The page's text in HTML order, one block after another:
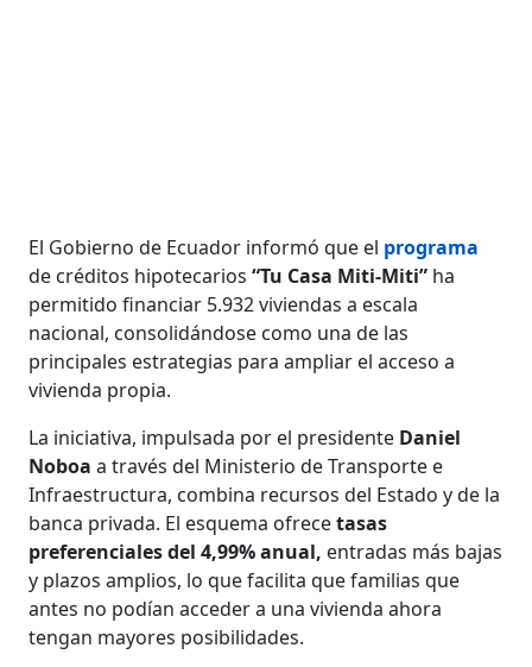
El Gobierno de Ecuador informó que el programa
de créditos hipotecarios“Tu Casa Miti-Miti” ha
permitido financiar 5.932 viviendas a escala
nacional, consolidándose como una de las
principales estrategias para ampliar el acceso a
vivienda propia.
La iniciativa, impulsada por el presidente Daniel
Noboa a través del Ministerio de Transporte e
Infraestructura, combina recursos del Estado y de la
banca privada. El esquema ofrecetasas
preferenciales del 4,99% anual, entradas más bajas
y plazos amplios, lo que facilita que familias que
antes no podían acceder a una vivienda ahora
tengan mayores posibilidades.